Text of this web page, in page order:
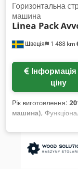
Швеція 1 488 km
Горизонтальна
машина
Linea Pack
ціну
Рік виготовлення:
машина),
пропонуємо Linea
машину для
плівку. Дана
чином, вона